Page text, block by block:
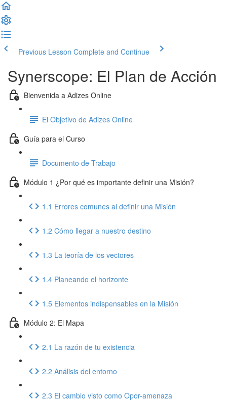
Previous Lesson Complete and Continue
Synerscope: El Plan de Acción
Bienvenida a Adizes Online
El Objetivo de Adizes Online
Guía para el Curso
Documento de Trabajo
Módulo 1 ¿Por qué es importante definir una Misión?
1.1 Errores comunes al definir una Misión
1.2 Cómo llegar a nuestro destino
1.3 La teoría de los vectores
1.4 Planeando el horizonte
1.5 Elementos indispensables en la Misión
Módulo 2: El Mapa
2.1 La razón de tu existencia
2.2 Análisis del entorno
2.3 El cambio visto como Opor-amenaza